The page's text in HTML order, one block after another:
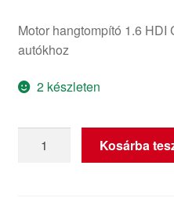
Motor hangtompító 1.6 HDI
autókhoz
2 készleten
lökhárítótartó
Kosárba